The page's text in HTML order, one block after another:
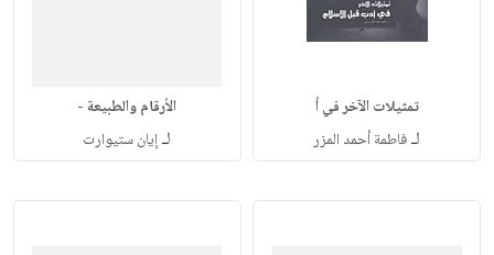
تمثيلات الآخر في أ
لـفاطمة أحمد المزر
الأرقام والطبيعة -
لـإيان ستيوارت